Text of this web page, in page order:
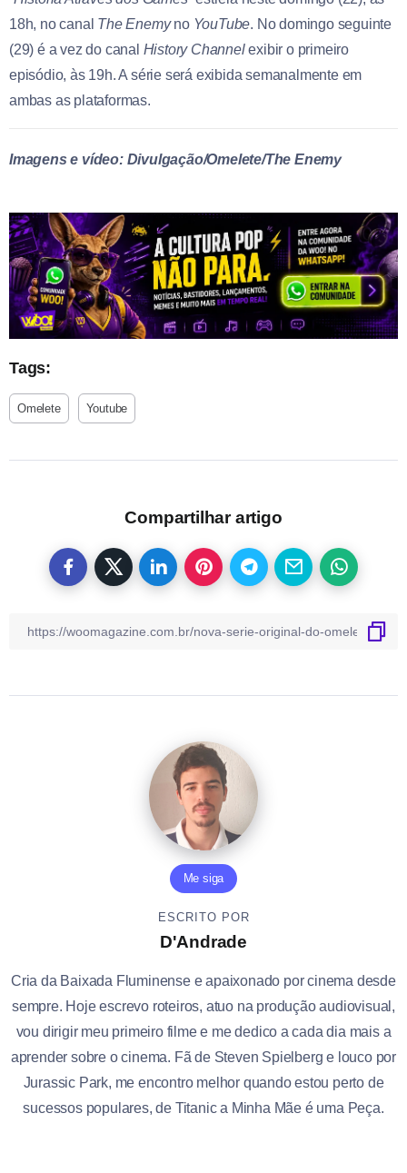
18h, no canal The Enemyno YouTube. No domingo seguinte
(29) é a vez do canal History Channelexibir o primeiro
episódio, às 19h. A série será exibida semanalmente em
ambas as plataformas.
Imagens e vídeo: Divulgação/Omelete/The Enemy
Tags:
Omelete Youtube
Compartilhar artigo
Me siga
ESCRITO POR
D'Andrade
Cria da Baixada Fluminense e apaixonado por cinema desde
sempre. Hoje escrevo roteiros, atuo na produção audiovisual,
vou dirigir meu primeiro filme e me dedico a cada dia mais a
aprender sobre o cinema. Fã de Steven Spielberg e louco por
Jurassic Park, me encontro melhor quando estou perto de
sucessos populares, de Titanic a Minha Mãe é uma Peça.